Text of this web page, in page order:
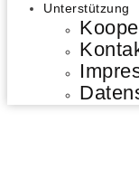
Unterstützung